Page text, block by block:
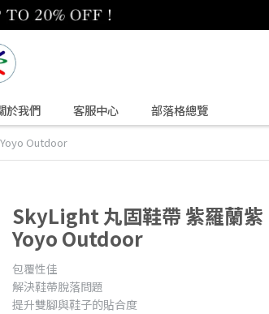
於我們 客服中心 部落格總覽
Outdoor
SkyLight 丸固鞋帶 紫羅蘭紫
Yoyo Outdoor
包覆性佳
解決鞋帶脫落問題
提升雙腳與鞋子的貼合度